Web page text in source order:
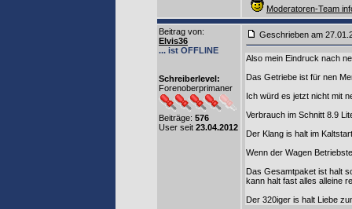
Moderatoren-Team
Beitrag von:
Elvis36
... ist OFFLINE
Schreiberlevel:
Forenoberprimaner
Beiträge: 576
User seit 23.04.2012
Geschrieben am
Also mein Eindruck nach
Das Getriebe ist für nen
Ich würd es jetzt nicht mit
Verbrauch im Schnitt 8.9
Der Klang is halt im
Wenn der Wagen
Das Gesamtpaket ist halt
kann halt fast alles alleine
Der 320iger is halt Liebe